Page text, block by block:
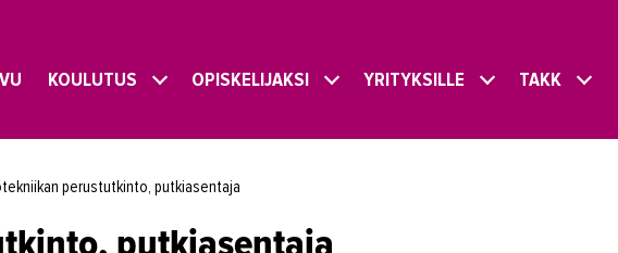
KOULUTUS OPISKELIJAKSI YRITYKSILLE TAKK
perustutkinto, putkiasentaja